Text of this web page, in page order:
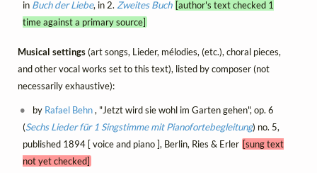
in Buch der Liebe, in 2. Zweites Buch [author's text checked 1
time against a primary source]
Musical settings(art songs, Lieder, mélodies, (etc.), choral pieces,
and other vocal works set to this text), listed by composer (not
necessarily exhaustive):
by Rafael Behn, "Jetzt wird sie wohl im Garten gehen", op. 6
(Sechs Lieder für 1 Singstimme mit Pianofortebegleitung) no. 5,
published 1894 [ voice and piano ], Berlin, Ries & Erler [sung text
not yet checked]